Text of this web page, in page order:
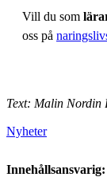
Vill du som
oss på
Text: Malin Nordin
Nyheter
Innehållsansvarig: